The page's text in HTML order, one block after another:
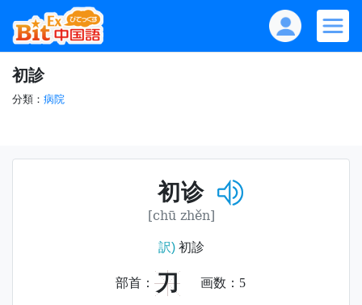
初診
分類： 病院
初诊
[chū zhěn]
訳)初診
部首： 刀 画数： 5